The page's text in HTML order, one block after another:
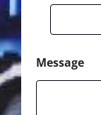
Message